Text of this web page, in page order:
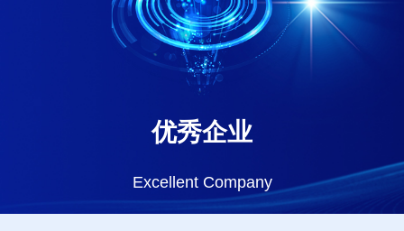
优秀企业
Excellent Company